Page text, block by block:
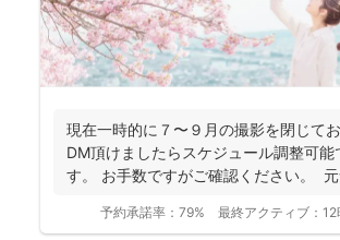
現在一時的に７〜９月の撮影を閉じてお
DM頂けましたらスケジュール調整可能
す。 お手数ですがご確認ください。 元
予約承諾率： 79% 最終アクティブ： 12